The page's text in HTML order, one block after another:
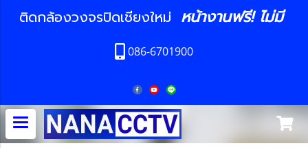
ติดกล้องวงจรปิดเชียงใหม่ หน้างานฟรี! ไม่มี
086-6701900